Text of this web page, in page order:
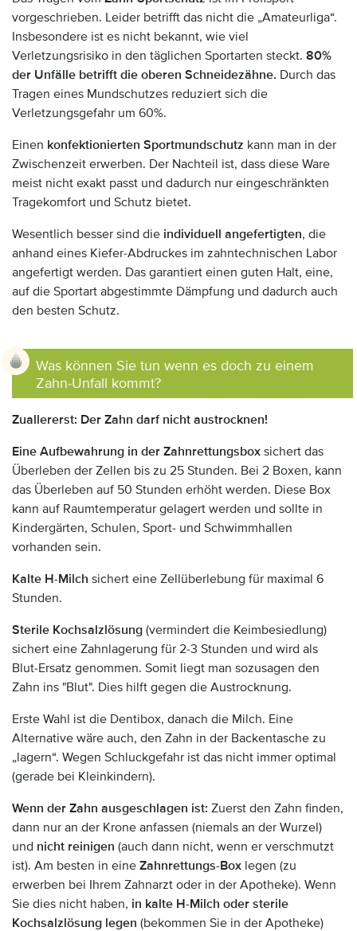
vorgeschrieben. Leider betrifft das nicht die „Amateurliga“.
Insbesondere ist es nicht bekannt, wie viel
Verletzungsrisiko in den täglichen Sportarten steckt. 80%
der Unfälle betrifft die oberen Schneidezähne. Durch das
Tragen eines Mundschutzes reduziert sich die
Verletzungsgefahr um 60%.
Einen konfektionierten Sportmundschutz kann man in der
Zwischenzeit erwerben. Der Nachteil ist, dass diese Ware
meist nicht exakt passt und dadurch nur eingeschränkten
Tragekomfort und Schutz bietet.
Wesentlich besser sind die individuell angefertigten, die
anhand eines Kiefer-Abdruckes im zahntechnischen Labor
angefertigt werden. Das garantiert einen guten Halt, eine,
auf die Sportart abgestimmte Dämpfung und dadurch auch
den besten Schutz.
Was können Sie tun wenn es doch zu einem
Zahn-Unfall kommt?
Zuallererst: Der Zahn darf nicht austrocknen!
Eine Aufbewahrung in der Zahnrettungsbox sichert das
Überleben der Zellen bis zu 25 Stunden. Bei 2 Boxen, kann
das Überleben auf 50 Stunden erhöht werden. Diese Box
kann auf Raumtemperatur gelagert werden und sollte in
Kindergärten, Schulen, Sport- und Schwimmhallen
vorhanden sein.
Kalte H-Milch sichert eine Zellüberlebung für maximal 6
Stunden.
Sterile Kochsalzlösung (vermindert die Keimbesiedlung)
sichert eine Zahnlagerung für 2-3 Stunden und wird als
Blut-Ersatz genommen. Somit liegt man sozusagen den
Zahn ins "Blut". Dies hilft gegen die Austrocknung.
Erste Wahl ist die Dentibox, danach die Milch. Eine
Alternative wäre auch, den Zahn in der Backentasche zu
„lagern“. Wegen Schluckgefahr ist das nicht immer optimal
(gerade bei Kleinkindern).
Wenn der Zahn ausgeschlagen ist: Zuerst den Zahn finden,
dann nur an der Krone anfassen (niemals an der Wurzel)
und nicht reinigen (auch dann nicht, wenn er verschmutzt
ist). Am besten in eine Zahnrettungs-Box legen (zu
erwerben bei Ihrem Zahnarzt oder in der Apotheke). Wenn
Sie dies nicht haben, in kalte H-Milch oder sterile
Kochsalzlösung legen (bekommen Sie in der Apotheke)